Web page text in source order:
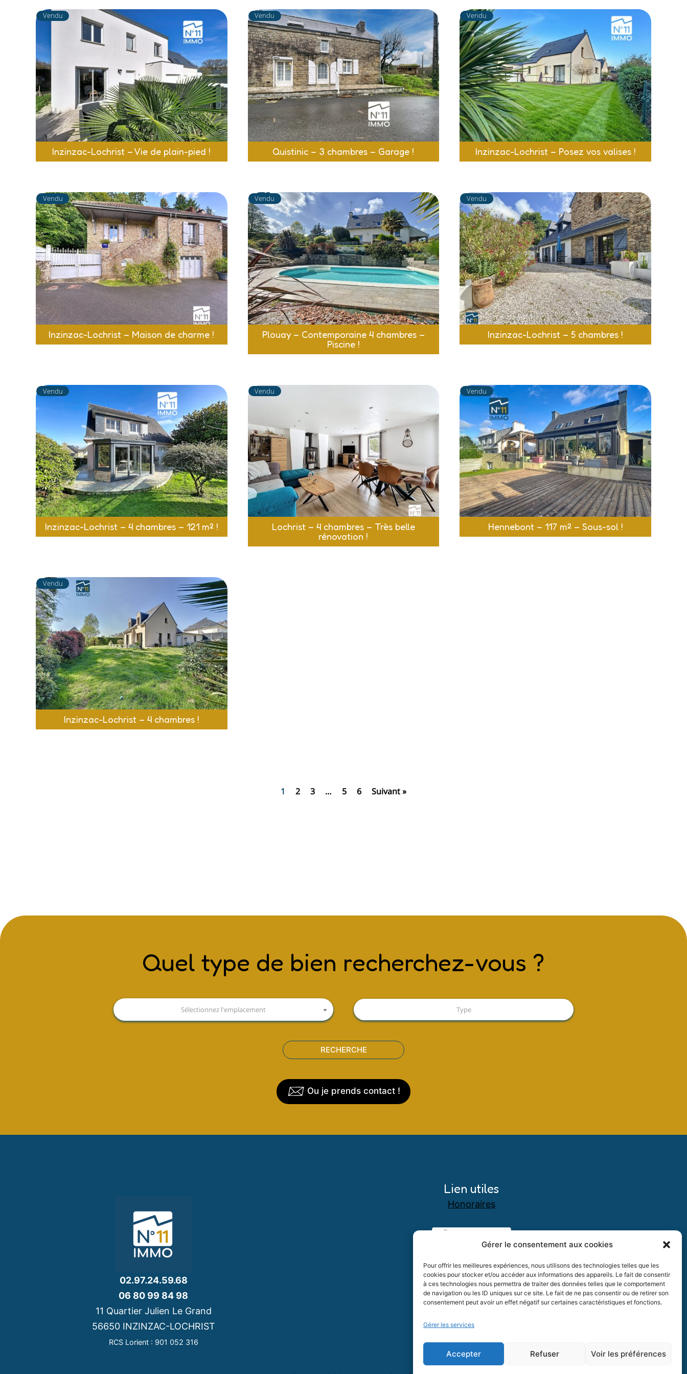
Gérer le consentement aux cookies
Pour offrir les meilleures expériences, nous utilisons des technologies telles que les
cookies pour stocker et/ou accéder aux informations des appareils. Le fait de consentir
à ces technologies nous permettra de traiter des données telles que le comportement
de navigation ou les ID uniques sur ce site. Le fait de ne pas consentir ou de retirer son
consentement peut avoir un effet négatif sur certaines caractéristiques et fonctions.
Gérer les services
Accepter Refuser Voir les préférences
Vendu
Inzinzac-Lochrist – Vie de plain-pied !
Vendu
Quistinic – 3 chambres – Garage !
Vendu
Inzinzac-Lochrist – Posez vos valises !
Vendu
Inzinzac-Lochrist – Maison de charme !
Vendu
Plouay – Contemporaine 4 chambres –
Piscine !
Vendu
Inzinzac-Lochrist – 5 chambres !
Vendu
Inzinzac-Lochrist – 4 chambres – 121 m² !
Vendu
Lochrist – 4 chambres – Très belle
rénovation !
Vendu
Hennebont – 117 m² – Sous-sol !
Vendu
Inzinzac-Lochrist – 4 chambres !
1 2 3 … 5 6 Suivant »
Quel type de bien recherchez-vous ?
Sélectionnez l'emplacement
Ou je prends contact !
02.97.24.59.68
06 80 99 84 98
11 Quartier Julien Le Grand
56650 INZINZAC-LOCHRIST
RCS Lorient : 901 052 316
Lien utiles
Honoraires